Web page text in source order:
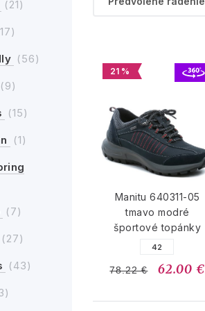
(21)
(56)
(9)
(15)
(1)
(7)
(27)
(43)
21 %
Manitu 640311-05
tmavo modré
športové topánky
42
78.22 € 62.00 €